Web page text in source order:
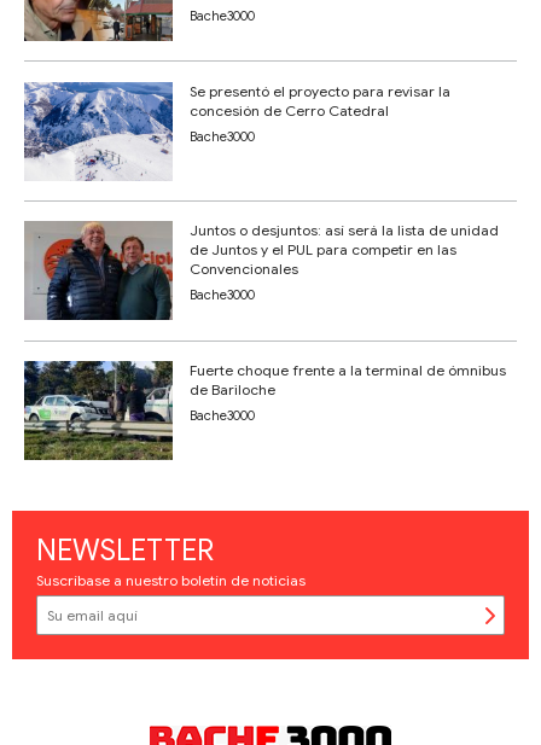
Bache3000
Se presentó el proyecto para revisar la
concesión de Cerro Catedral
Bache3000
Juntos o desjuntos: así será la lista de unidad
de Juntos y el PUL para competir en las
Convencionales
Bache3000
Fuerte choque frente a la terminal de ómnibus
de Bariloche
Bache3000
NEWSLETTER
Suscríbase a nuestro boletín de noticias